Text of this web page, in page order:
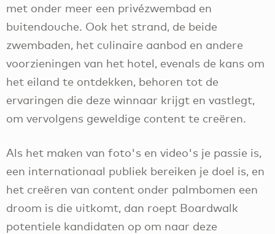
met onder meer een privézwembad en
buitendouche. Ook het strand, de beide
zwembaden, het culinaire aanbod en andere
voorzieningen van het hotel, evenals de kans om
het eiland te ontdekken, behoren tot de
ervaringen die deze winnaar krijgt en vastlegt,
om vervolgens geweldige content te creëren.
Als het maken van foto's en video's je passie is,
een internationaal publiek bereiken je doel is, en
het creëren van content onder palmbomen een
droom is die uitkomt, dan roept Boardwalk
potentiele kandidaten op om naar deze